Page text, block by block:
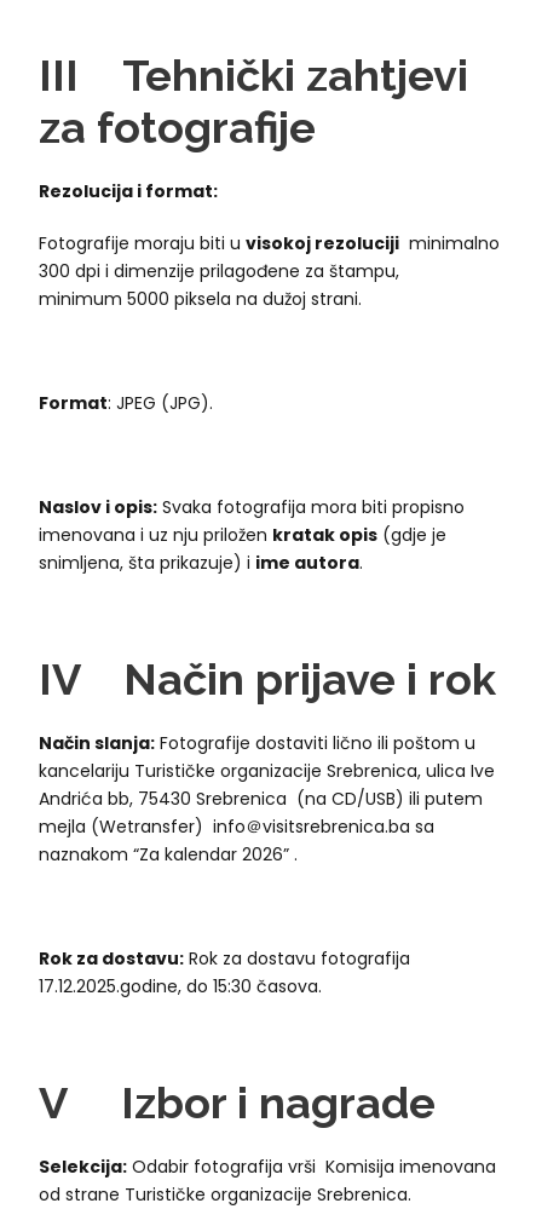
III Tehnički zahtjevi
za fotografije
Rezolucija i format:
Fotografije moraju biti u visokoj rezoluciji minimalno
300 dpi i dimenzije prilagođene za štampu,
minimum 5000 piksela na dužoj strani.
Format: JPEG (JPG).
Naslov i opis: Svaka fotografija mora biti propisno
imenovana i uz nju priložen kratak opis (gdje je
snimljena, šta prikazuje) i ime autora.
IV Način prijave i rok
Način slanja: Fotografije dostaviti lično ili poštom u
kancelariju Turističke organizacije Srebrenica, ulica Ive
Andrića bb, 75430 Srebrenica (na CD/USB) ili putem
mejla (Wetransfer) info＠visitsrebrenica.ba sa
naznakom “Za kalendar 2026” .
Rok za dostavu: Rok za dostavu fotografija
17.12.2025.godine, do 15:30 časova.
V Izbor i nagrade
Selekcija: Odabir fotografija vrši Komisija imenovana
od strane Turističke organizacije Srebrenica.